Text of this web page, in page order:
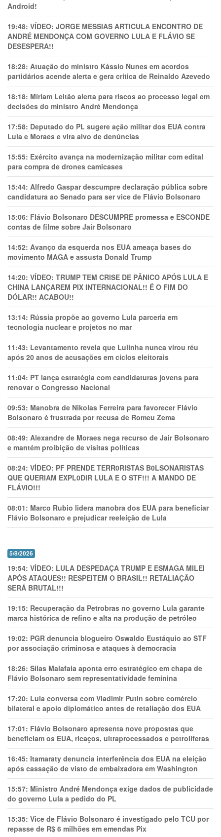
Android!
19:48: VÍDEO: JORGE MESSIAS ARTICULA ENCONTRO DE
ANDRÉ MENDONÇA COM GOVERNO LULA E FLÁVIO SE
DESESPERA!!
18:28: Atuação do ministro Kássio Nunes em acordos
partidários acende alerta e gera crítica de Reinaldo Azevedo
18:18: Míriam Leitão alerta para riscos ao processo legal em
decisões do ministro André Mendonça
17:58: Deputado do PL sugere ação militar dos EUA contra
Lula e Moraes e vira alvo de denúncias
15:55: Exército avança na modernização militar com edital
para compra de drones camicases
15:44: Alfredo Gaspar descumpre declaração pública sobre
candidatura ao Senado para ser vice de Flávio Bolsonaro
15:06: Flávio Bolsonaro DESCUMPRE promessa e ESCONDE
contas de filme sobre Jair Bolsonaro
14:52: Avanço da esquerda nos EUA ameaça bases do
movimento MAGA e assusta Donald Trump
14:20: VÍDEO: TRUMP TEM CRlSE DE PÂNlCO APÓS LULA E
CHINA LANÇAREM PIX INTERNACIONAL!! É O FIM DO
DÓLAR!! ACABOU!!
13:14: Rússia propõe ao governo Lula parceria em
tecnologia nuclear e projetos no mar
11:43: Levantamento revela que Lulinha nunca virou réu
após 20 anos de acusações em ciclos eleitorais
11:04: PT lança estratégia com candidaturas jovens para
renovar o Congresso Nacional
09:53: Manobra de Nikolas Ferreira para favorecer Flávio
Bolsonaro é frustrada por recusa de Romeu Zema
08:49: Alexandre de Moraes nega recurso de Jair Bolsonaro
e mantém proibição de visitas políticas
08:24: VÍDEO: PF PRENDE TERR0RlSTAS B0LSONARlSTAS
QUE QUERIAM EXPL0DlR LULA E O STF!!! A MANDO DE
FLÁVIO!!!
08:01: Marco Rubio lidera manobra dos EUA para beneficiar
Flávio Bolsonaro e prejudicar reeleição de Lula
5/8/2026
19:54: VÍDEO: LULA DESPEDAÇA TRUMP E ESMAGA MILEI
APÓS ATAQUES!! RESPEITEM O BRASIL!! RETALIAÇÃO
SERÁ BRUTAL!!!
19:15: Recuperação da Petrobras no governo Lula garante
marca histórica de refino e alta na produção de petróleo
19:02: PGR denuncia blogueiro Oswaldo Eustáquio ao STF
por associação criminosa e ataques à democracia
18:26: Silas Malafaia aponta erro estratégico em chapa de
Flávio Bolsonaro sem representatividade feminina
17:20: Lula conversa com Vladimir Putin sobre comércio
bilateral e apoio diplomático antes de retaliação dos EUA
17:01: Flávio Bolsonaro apresenta nove propostas que
beneficiam os EUA, ricaços, ultraprocessados e petrolíferas
16:45: Itamaraty denuncia interferência dos EUA na eleição
após cassação de visto de embaixadora em Washington
15:57: Ministro André Mendonça exige dados de publicidade
do governo Lula a pedido do PL
15:35: Vice de Flávio Bolsonaro é investigado pelo TCU por
repasse de R$ 6 milhões em emendas Pix